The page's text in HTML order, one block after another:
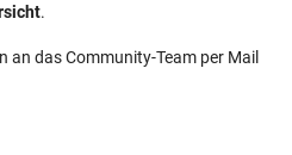
.
an das Community-Team per Mail